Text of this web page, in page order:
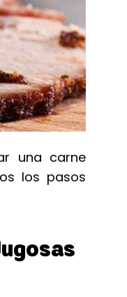
una carne
los pasos